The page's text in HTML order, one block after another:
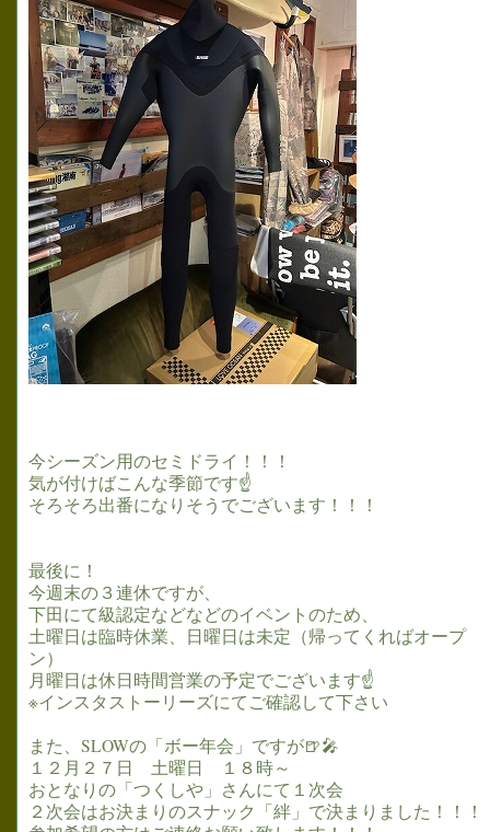
今シーズン用のセミドライ！！！
気が付けばこんな季節です☝
そろそろ出番になりそうでございます！！！
最後に！
今週末の３連休ですが、
下田にて級認定などなどのイベントのため、
土曜日は臨時休業、日曜日は未定（帰ってくればオープ
ン）
月曜日は休日時間営業の予定でございます☝
※インスタストーリーズにてご確認して下さい
また、SLOWの「ボー年会」ですが🍺🎤
１２月２７日 土曜日 １８時～
おとなりの「つくしや」さんにて１次会
２次会はお決まりのスナック「絆」で決まりました！！！